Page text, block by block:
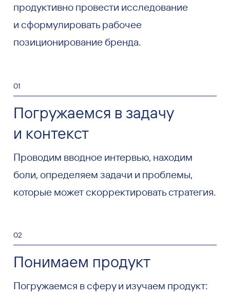
продуктивно провести исследование
и сформулировать рабочее
позиционирование бренда.
01
Погружаемся в задачу
и контекст
Проводим вводное интервью, находим
боли, определяем задачи и проблемы,
которые может скорректировать стратегия.
02
Понимаем продукт
Погружаемся в сферу и изучаем продукт: